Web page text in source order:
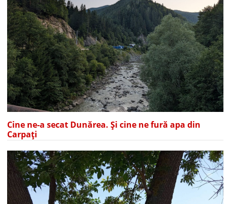
Cine ne-a secat Dunărea. Și cine ne fură apa din
Carpați